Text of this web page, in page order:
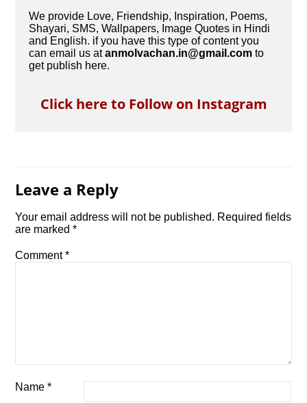
We provide Love, Friendship, Inspiration, Poems,
Shayari, SMS, Wallpapers, Image Quotes in Hindi
and English. if you have this type of content you
can email us atanmolvachan.in@gmail.com to
get publish here.
Click here to Follow on Instagram
Leave a Reply
Your email address will not be published. Required fields
are marked*
Comment*
Name*